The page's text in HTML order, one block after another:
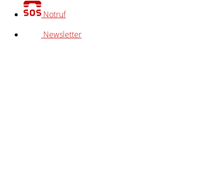
Notruf
Newsletter